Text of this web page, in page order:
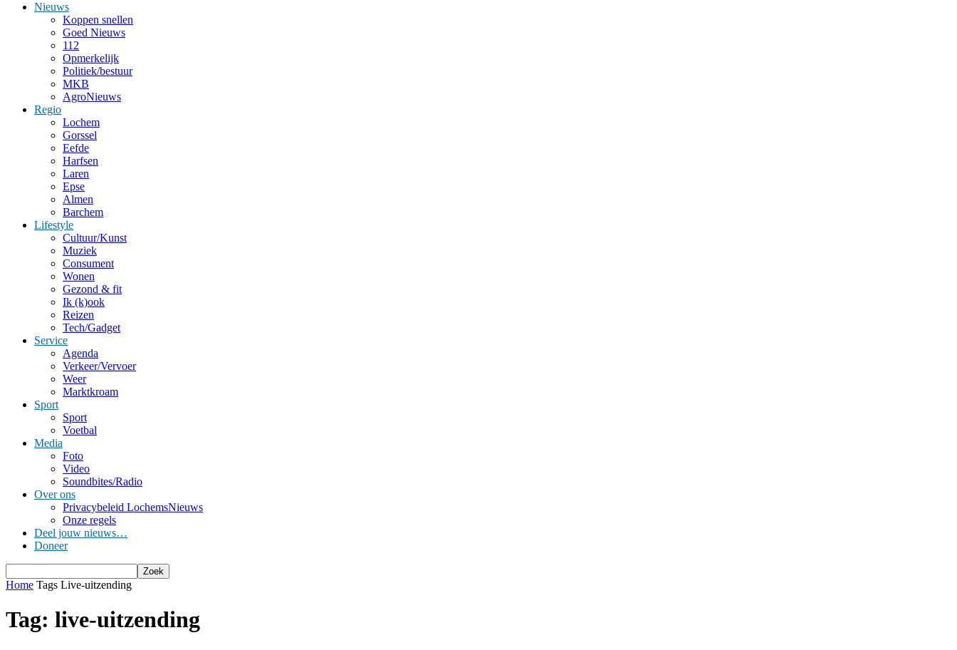
Nieuws
Koppen snellen
Goed Nieuws
112
Opmerkelijk
Politiek/bestuur
MKB
AgroNieuws
Regio
Lochem
Gorssel
Eefde
Harfsen
Laren
Epse
Almen
Barchem
Lifestyle
Cultuur/Kunst
Muziek
Consument
Wonen
Gezond & fit
Ik (k)ook
Reizen
Tech/Gadget
Service
Agenda
Verkeer/Vervoer
Weer
Marktkroam
Sport
Sport
Voetbal
Media
Foto
Video
Soundbites/Radio
Over ons
Privacybeleid LochemsNieuws
Onze regels
Deel jouw nieuws…
Doneer
Home Tags Live-uitzending
Tag: live-uitzending